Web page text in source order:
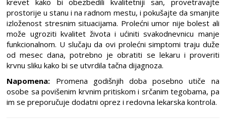
krevet kako bi obezbedili kvalitetniji san, provetravajte
prostorije u stanu i na radnom mestu, i pokušajte da smanjite
izloženost stresnim situacijama. Prolećni umor nije bolest ali
može ugroziti kvalitet života i ućiniti svakodnevnicu manje
funkcionalnom. U slučaju da ovi prolećni simptomi traju duže
od mesec dana, potrebno je obratiti se lekaru i proveriti
krvnu sliku kako bi se utvrdila tačna dijagnoza.
Napomena: Promena godišnjih doba posebno utiče na
osobe sa povišenim krvnim pritiskom i srčanim tegobama, pa
im se preporučuje dodatni oprez i redovna lekarska kontrola.